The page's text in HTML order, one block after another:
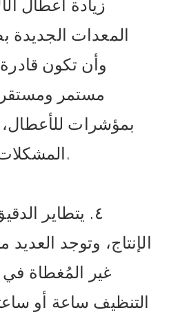
زيادة أعطال
المعدات الجديدة
وأن تكون
مستمر
بمؤشرات
المشكلات ومعالجتها بسرعة.
٤. يتطاير
الإنتاج، وتوجد
غير المُغطاة
التنظيف ساعة أو